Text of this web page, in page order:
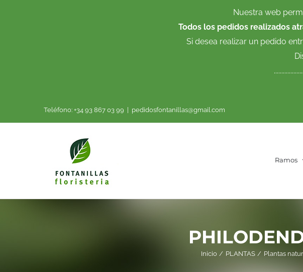
Nuestra web
Todos los pedidos realizados
Si desea realizar un pedido
Teléfono: +34 93 867 03 99 pedidosfontanillas@gmail.com
Ramos
Inicio PLANTAS Plantas